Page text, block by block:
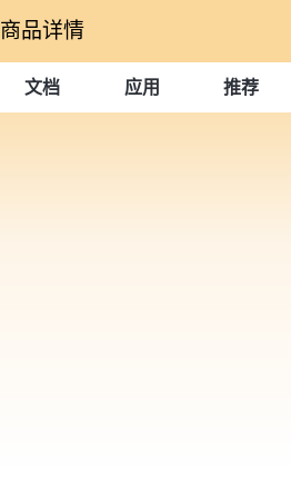
商品详情
文档 应用 推荐